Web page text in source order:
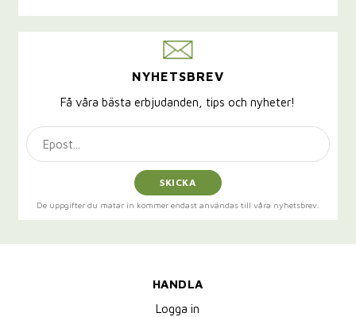
NYHETSBREV
Få våra bästa erbjudanden, tips och nyheter!
SKICKA
De uppgifter du matar in kommer endast användas till våra nyhetsbrev.
HANDLA
Logga in